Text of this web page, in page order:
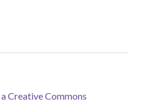
Creative Commons